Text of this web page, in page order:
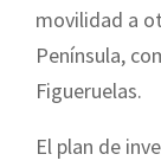
movilidad a
Península,
Figueruelas.
El plan de